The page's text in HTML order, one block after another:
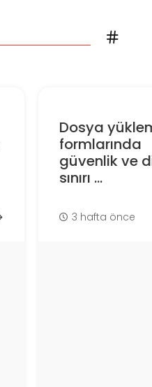
Dosya
formlarında
güvenlik ve
sınırı ...
3 hafta önce